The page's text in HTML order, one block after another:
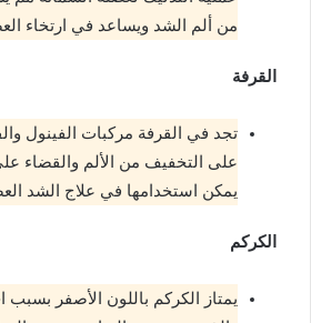
من ألم الشد ويساعد في ارتخاء
القرفة
تجد في القرفة مركبات الفينول
على التخفيف من الألم والقضاء
يمكن استخدامها في علاج الشد
الكركم
يمتاز الكركم باللون الأصفر بسبب